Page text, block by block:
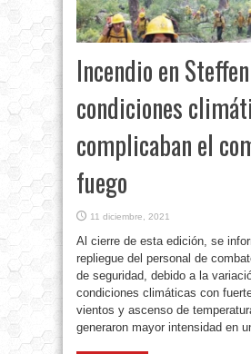
Incendio en
condiciones
complicaban el
fuego
11 diciembre, 2021
Al cierre de esta edición, se
repliegue del personal de
de seguridad, debido a la
condiciones climáticas con
vientos y ascenso de
generaron mayor intensidad en